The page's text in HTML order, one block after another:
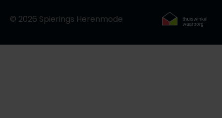
© 2026 Spierings Herenmode